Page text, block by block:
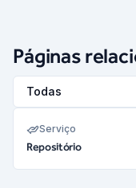
Páginas
Serviço
Repositório
Todas